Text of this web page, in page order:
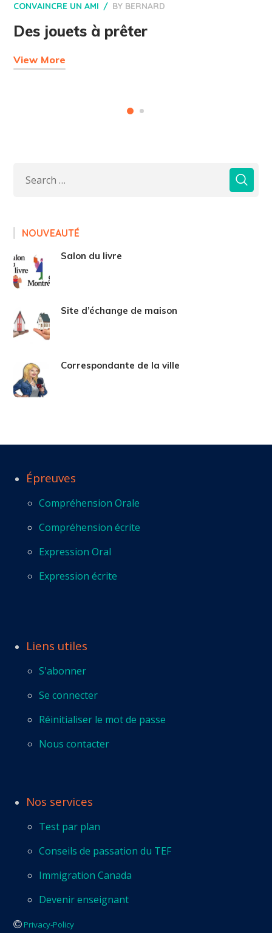
CONVAINCRE UN AMI BY BERNARD
Des jouets à prêter
View More
NOUVEAUTÉ
Salon du livre
Site d’échange de maison
Correspondante de la ville
Épreuves
Compréhension Orale
Compréhension écrite
Expression Oral
Expression écrite
Liens utiles
S'abonner
Se connecter
Réinitialiser le mot de passe
Nous contacter
Nos services
Test par plan
Conseils de passation du TEF
Immigration Canada
Devenir enseignant
Privacy-Policy